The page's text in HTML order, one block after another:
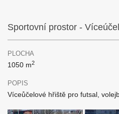
Sportovní prostor -
PLOCHA
1050 m2
POPIS
Víceůčelové hřiště pro futsal,